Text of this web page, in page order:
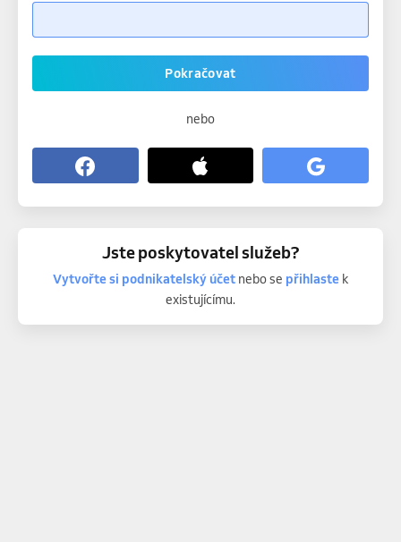
Pokračovat
nebo
Jste poskytovatel služeb?
Vytvořte si podnikatelský účetnebo se přihlastek
existujícímu.